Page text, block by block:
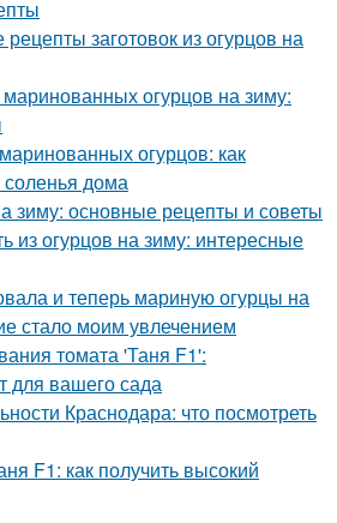
заготовок из огурцов на
огурцов на зиму:
огурцов: как
соленья дома
зиму: основные рецепты и советы
из огурцов на зиму: интересные
и теперь мариную огурцы на
стало моим увлечением
томата 'Таня F1':
для вашего сада
Краснодара: что посмотреть
F1: как получить высокий